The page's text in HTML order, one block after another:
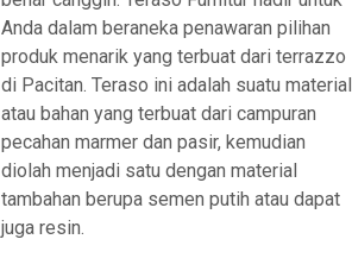
Anda dalam beraneka penawaran pilihan
produk menarik yang terbuat dari terrazzo
di Pacitan. Teraso ini adalah suatu material
atau bahan yang terbuat dari campuran
pecahan marmer dan pasir, kemudian
diolah menjadi satu dengan material
tambahan berupa semen putih atau dapat
juga resin.